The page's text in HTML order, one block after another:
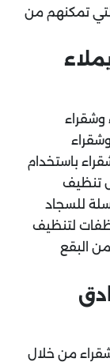
تمكنهم من
باستخدام
تنظيف
للسجاد
لتنظيف
البقع
من خلال